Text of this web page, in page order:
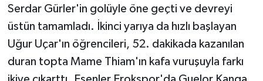
Serdar Gürler'in golüyle öne geçti ve devreyi
üstün tamamladı. İkinci yarıya da hızlı başlayan
Uğur Uçar'ın öğrencileri, 52. dakikada kazanılan
duran topta Mame Thiam'ın kafa vuruşuyla farkı